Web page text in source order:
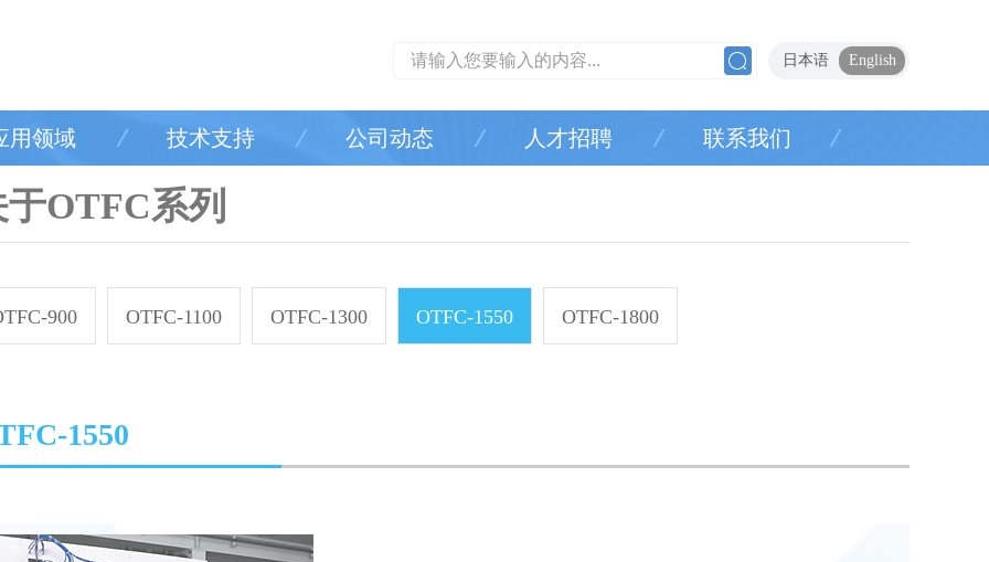
日本语 English
用领域 技术支持 公司动态 人才招聘 联系我们
于OTFC系列
900 OTFC-1100 OTFC-1300 OTFC-1550 OTFC-1800
1550